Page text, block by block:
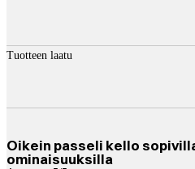
Tuotteen laatu
Oikein passeli kello
ominaisuuksilla